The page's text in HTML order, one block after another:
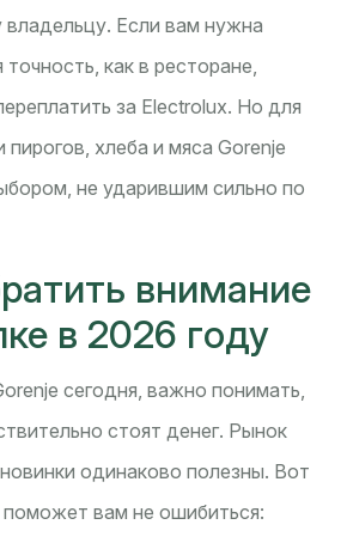
Если вам нужна
как в ресторане,
за Electrolux. Но для
хлеба и мяса Gorenje
не ударившим сильно по
внимание
в 2026 году
сегодня, важно понимать,
стоят денег. Рынок
одинаково полезны. Вот
вам не ошибиться: